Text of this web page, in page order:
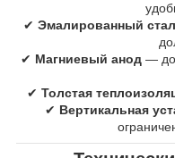
✔ Эмалированный
✔ Магниевый анод—
✔ Толстая
✔ Вертикальная